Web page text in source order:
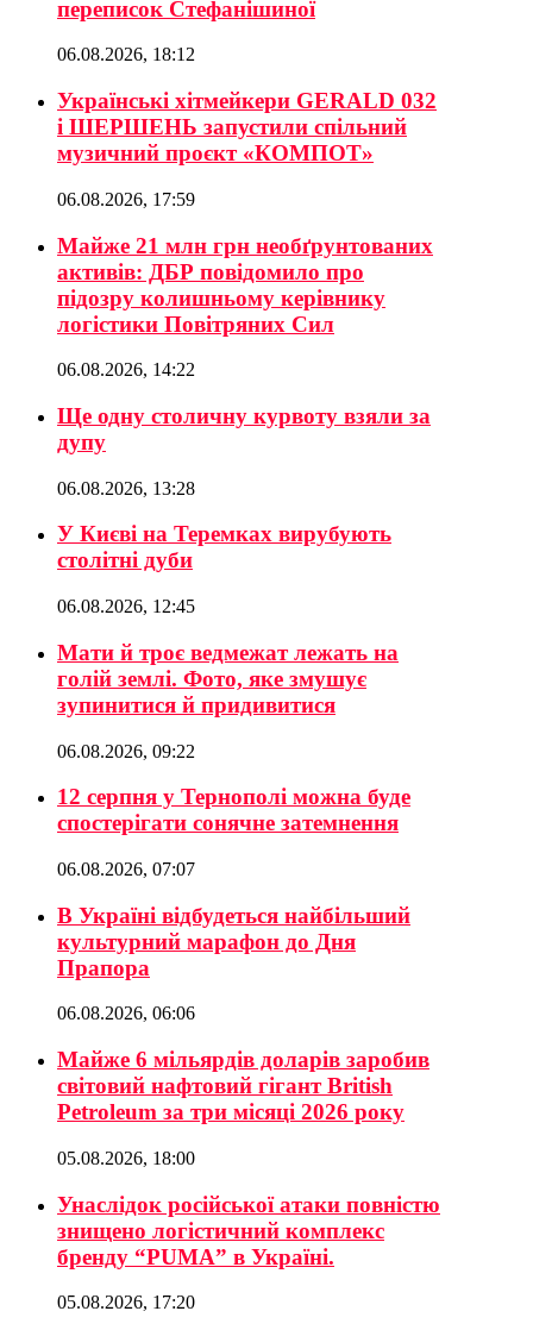
переписок Стефанішиної
06.08.2026, 18:12
Українські хітмейкери GERALD 032
і ШЕРШЕНЬ запустили спільний
музичний проєкт «КОМПОТ»
06.08.2026, 17:59
Майже 21 млн грн необґрунтованих
активів: ДБР повідомило про
підозру колишньому керівнику
логістики Повітряних Сил
06.08.2026, 14:22
Ще одну столичну курвоту взяли за
дупу
06.08.2026, 13:28
У Києві на Теремках вирубують
столітні дуби
06.08.2026, 12:45
Мати й троє ведмежат лежать на
голій землі. Фото, яке змушує
зупинитися й придивитися
06.08.2026, 09:22
12 серпня у Тернополі можна буде
спостерігати сонячне затемнення
06.08.2026, 07:07
В Україні відбудеться найбільший
культурний марафон до Дня
Прапора
06.08.2026, 06:06
Майже 6 мільярдів доларів заробив
світовий нафтовий гігант British
Petroleum за три місяці 2026 року
05.08.2026, 18:00
Унаслідок російської атаки повністю
знищено логістичний комплекс
бренду “PUMA” в Україні.
05.08.2026, 17:20